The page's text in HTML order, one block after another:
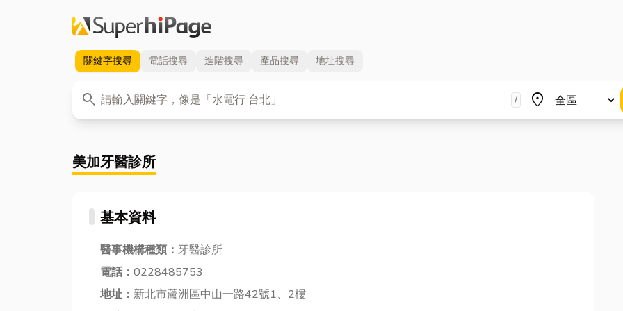
關鍵字搜尋 電話搜尋 進階搜尋 產品搜尋 地址搜尋
search
關鍵字 / place
地區
美加牙醫診所
基本資料
醫事機構種類： 牙醫診所
電話： 0228485753
地址： 新北市蘆洲區中山一路42號1、2樓